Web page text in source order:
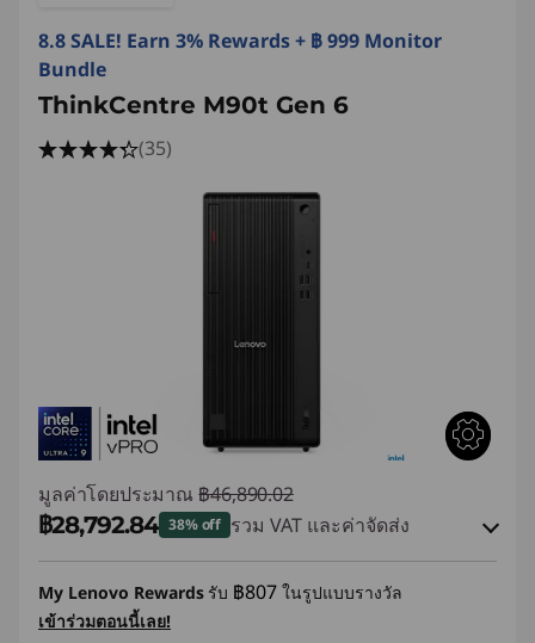
8.8 SALE! Earn 3% Rewards + ฿ 999 Monitor
Bundle
ThinkCentre M90t Gen 6
(35)
มูลค่าโดยประมาณ ฿46,890.02
฿28,792.84 38% off รวม VAT และค่าจัดส่ง
ประหยัดทันที :-฿17,529.98
การประหยัด eCoupon :
My Lenovo Rewards รับ ฿807 ในรูปแบบรางวัล
เข้าร่วมตอนนี้เลย!